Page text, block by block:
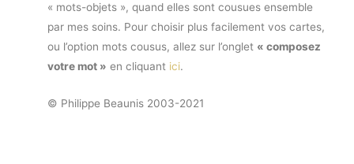
« mots-objets », quand elles sont cousues ensemble
par mes soins. Pour choisir plus facilement vos cartes,
ou l’option mots cousus, allez sur l’onglet « composez
votre mot » en cliquant ici.
© Philippe Beaunis 2003-2021